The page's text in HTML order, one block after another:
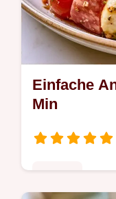
Einfache
Min